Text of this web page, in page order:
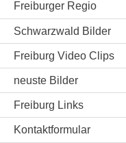
Freiburger Regio
Schwarzwald Bilder
Freiburg Video Clips
neuste Bilder
Freiburg Links
Kontaktformular